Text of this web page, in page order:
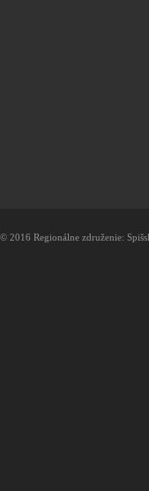
© 2016 Regionálne združenie: